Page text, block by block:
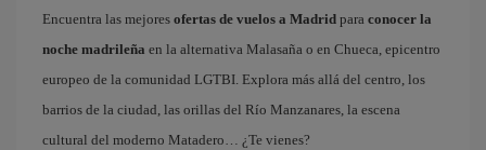
Encuentra las mejores ofertas de vuelos a Madrid para conocer la
noche madrileña en la alternativa Malasaña o en Chueca, epicentro
europeo de la comunidad LGTBI. Explora más allá del centro, los
barrios de la ciudad, las orillas del Río Manzanares, la escena
cultural del moderno Matadero… ¿Te vienes?